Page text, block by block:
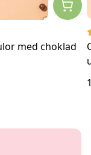
med choklad